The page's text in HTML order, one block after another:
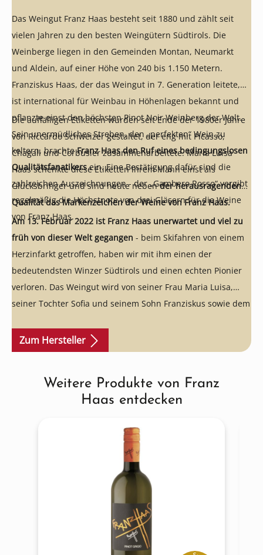
Das Weingut Franz Haas besteht seit 1880 und zählt seit
vielen Jahren zu den besten Weingütern Südtirols. Die
Weinberge liegen in den Gemeinden Montan, Neumarkt
und Aldein, auf einer Höhe von 240 bis 1.150 Metern.
Franziskus Haas, der das Weingut in 7. Generation leitete,
ist international für Weinbau in Höhenlagen bekannt und
pflanzte einst den höchsten Pinot Noir Weinberg der Welt.
Sein unermüdliches Streben, den „perfekten“ Wein zu
keltern, brachteFranz Haas den Ruf eines bedingungslosen
Qualitätsfanatikersein. Eine Bestätigung dafür sind die
zahlreichen Auszeichnungen - der „Gambero Rosso“ vergibt
regelmäßig die Höchstnote von drei Gläsern für die Weine
von Franz Haas.
Die auffälligen Etiketten wurden seit Ende der 1980er Jahre
von Riccardo Schweizer gestaltet, der eng mit Picasso,
Chagall und Corbusier zusammenarbeitete. Maria Luisa
Haas schenkte diese Etiketten ihrem Mann einst als
Glücksbringer und sind heute nebender herausragenden
Qualität das Markenzeichen der Weine von Franz Haas.
Am 13. Februar 2022 ist Franz Haas unerwartet und viel zu
früh von dieser Welt gegangen - beim Skifahren von einem
Herzinfarkt getroffen, haben wir mit ihm einen der
bedeutendsten Winzer Südtirols und einen echten Pionier
verloren. Das Weingut wird von seiner Frau Maria Luisa,
seiner Tochter Sofia und seinem Sohn Franziskus sowie dem
Zum Hersteller
Produktgalerie überspringen
Weitere Produkte von Franz
Haas entdecken